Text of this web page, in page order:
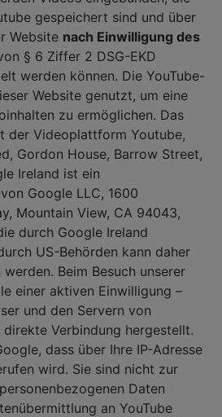
gespeichert sind und über
Website nach Einwilligung des
§ 6 Ziffer 2 DSG-EKD
werden können. Die YouTube-
Website genutzt, um eine
zu ermöglichen. Das
der Videoplattform Youtube,
Gordon House, Barrow Street,
Ireland ist ein
Google LLC, 1600
Mountain View, CA 94043,
durch Google Ireland
US-Behörden kann daher
Beim Besuch unserer
einer aktiven Einwilligung –
und den Servern von
Verbindung hergestellt.
dass über Ihre IP-Adresse
wird. Sie sind nicht zur
Daten
an YouTube